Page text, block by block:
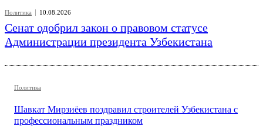
Политика 10.08.2026
Сенат одобрил закон о правовом статусе
Администрации президента Узбекистана
Политика
Шавкат Мирзиёев поздравил строителей Узбекистана с
профессиональным праздником